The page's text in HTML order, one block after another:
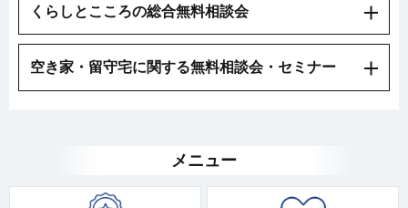
くらしとこころの総合無料相談会
空き家・留守宅に関する無料相談会・セミナー
メニュー